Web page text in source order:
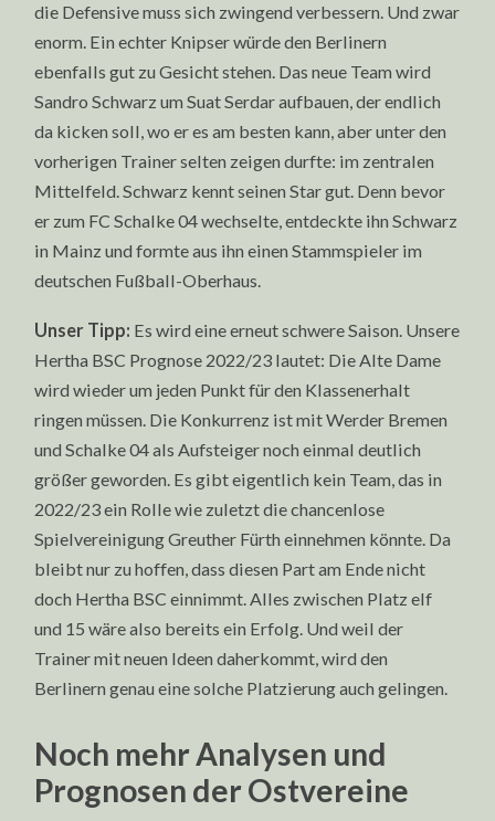
die Defensive muss sich zwingend verbessern. Und zwar
enorm. Ein echter Knipser würde den Berlinern
ebenfalls gut zu Gesicht stehen. Das neue Team wird
Sandro Schwarz um Suat Serdar aufbauen, der endlich
da kicken soll, wo er es am besten kann, aber unter den
vorherigen Trainer selten zeigen durfte: im zentralen
Mittelfeld. Schwarz kennt seinen Star gut. Denn bevor
er zum FC Schalke 04 wechselte, entdeckte ihn Schwarz
in Mainz und formte aus ihn einen Stammspieler im
deutschen Fußball-Oberhaus.
Unser Tipp: Es wird eine erneut schwere Saison. Unsere
Hertha BSC Prognose 2022/23 lautet: Die Alte Dame
wird wieder um jeden Punkt für den Klassenerhalt
ringen müssen. Die Konkurrenz ist mit Werder Bremen
und Schalke 04 als Aufsteiger noch einmal deutlich
größer geworden. Es gibt eigentlich kein Team, das in
2022/23 ein Rolle wie zuletzt die chancenlose
Spielvereinigung Greuther Fürth einnehmen könnte. Da
bleibt nur zu hoffen, dass diesen Part am Ende nicht
doch Hertha BSC einnimmt. Alles zwischen Platz elf
und 15 wäre also bereits ein Erfolg. Und weil der
Trainer mit neuen Ideen daherkommt, wird den
Berlinern genau eine solche Platzierung auch gelingen.
Noch mehr Analysen und
Prognosen der Ostvereine